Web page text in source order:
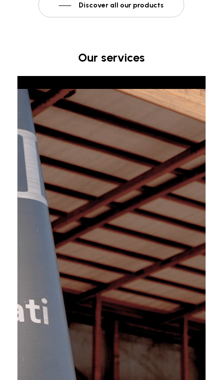
Discover all our products
Our services